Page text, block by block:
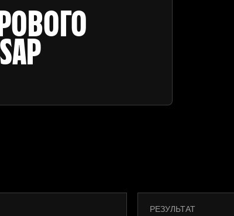
РЕЗУЛЬТАТ